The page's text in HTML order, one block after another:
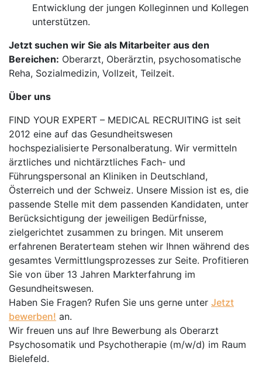
Entwicklung der jungen Kolleginnen und Kollegen
unterstützen.
Jetzt suchen wir Sie als Mitarbeiter aus den
Bereichen: Oberarzt, Oberärztin, psychosomatische
Reha, Sozialmedizin, Vollzeit, Teilzeit.
Über uns
FIND YOUR EXPERT – MEDICAL RECRUITING ist seit
2012 eine auf das Gesundheitswesen
hochspezialisierte Personalberatung. Wir vermitteln
ärztliches und nichtärztliches Fach- und
Führungspersonal an Kliniken in Deutschland,
Österreich und der Schweiz. Unsere Mission ist es, die
passende Stelle mit dem passenden Kandidaten, unter
Berücksichtigung der jeweiligen Bedürfnisse,
zielgerichtet zusammen zu bringen. Mit unserem
erfahrenen Beraterteam stehen wir Ihnen während des
gesamtes Vermittlungsprozesses zur Seite. Profitieren
Sie von über 13 Jahren Markterfahrung im
Gesundheitswesen.
Haben Sie Fragen? Rufen Sie uns gerne unter Jetzt
bewerben! an.
Wir freuen uns auf Ihre Bewerbung als Oberarzt
Psychosomatik und Psychotherapie (m/w/d) im Raum
Bielefeld.